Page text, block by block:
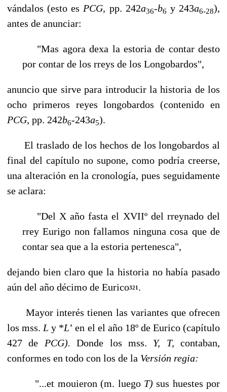
vándalos (esto es PCG, pp. 242a36-b6 y 243a6-28),
antes de anunciar:
"Mas agora dexa la estoria de contar desto
por contar de los rreys de los Longobardos",
anuncio que sirve para introducir la historia de los
ocho primeros reyes longobardos (contenido en
PCG, pp. 242b6-243a5).
El traslado de los hechos de los longobardos al
final del capítulo no supone, como podría creer­se,
una alteración en la cronología, pues seguidamente
se aclara:
"Del X año fasta el XVIIº del rreynado del
rrey Eurigo non fallamos ninguna cosa que de
contar sea que a la estoria pertenesca",
dejando bien claro que la historia no había pasado
aún del año décimo de Eurico321 .
Mayor interés tienen las variantes que ofrecen
los mss. Ly *L’ en el el año 18º de Eurico (capítulo
427 de PCG).Donde los mss. Y, T, contaban,
conformes en todo con los de la Versión regia:
"...et mouieron (m. luego T)sus huestes por